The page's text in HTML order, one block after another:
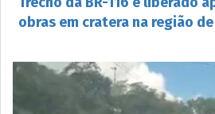
obras em cratera na região